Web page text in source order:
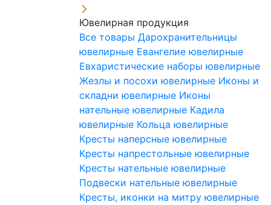
Ювелирная продукция
Все товары Дарохранительницы
ювелирные Евангелие ювелирные
Евхаристические наборы ювелирные
Жезлы и посохи ювелирные Иконы и
складни ювелирные Иконы
нательные ювелирные Кадила
ювелирные Кольца ювелирные
Кресты наперсные ювелирные
Кресты напрестольные ювелирные
Кресты нательные ювелирные
Подвески нательные ювелирные
Кресты, иконки на митру ювелирные